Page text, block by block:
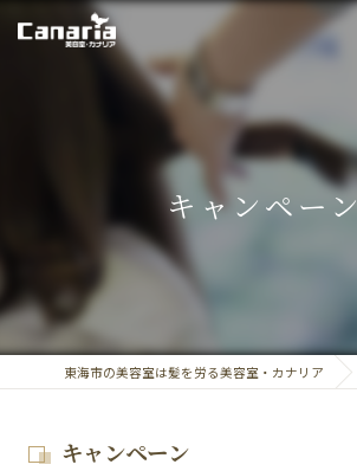
キャンペーン
東海市の美容室は髪を労る美容室・カナリア
キャンペーン